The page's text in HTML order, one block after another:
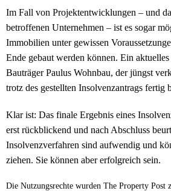
Im Fall von Projektentwicklungen – und
betroffenen Unternehmen – ist es sogar
Immobilien unter gewissen
Ende gebaut werden können. Ein
Bauträger Paulus Wohnbau, der jüngst
trotz des gestellten Insolvenzantrags fertig
Klar ist: Das finale Ergebnis eines
erst rückblickend und nach Abschluss
Insolvenzverfahren sind aufwendig und
ziehen. Sie können aber erfolgreich sein.
Die Nutzungsrechte wurden The Property Post